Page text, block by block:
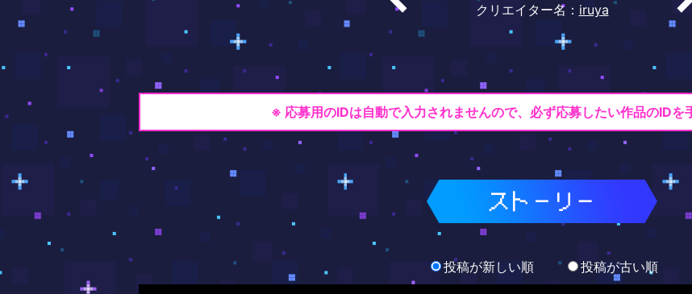
クリエイター名： iruya
※ 応募用のIDは自動で入力されませんので、 必ず応募したい作品のIDを
投稿が新しい順 投稿が古い順